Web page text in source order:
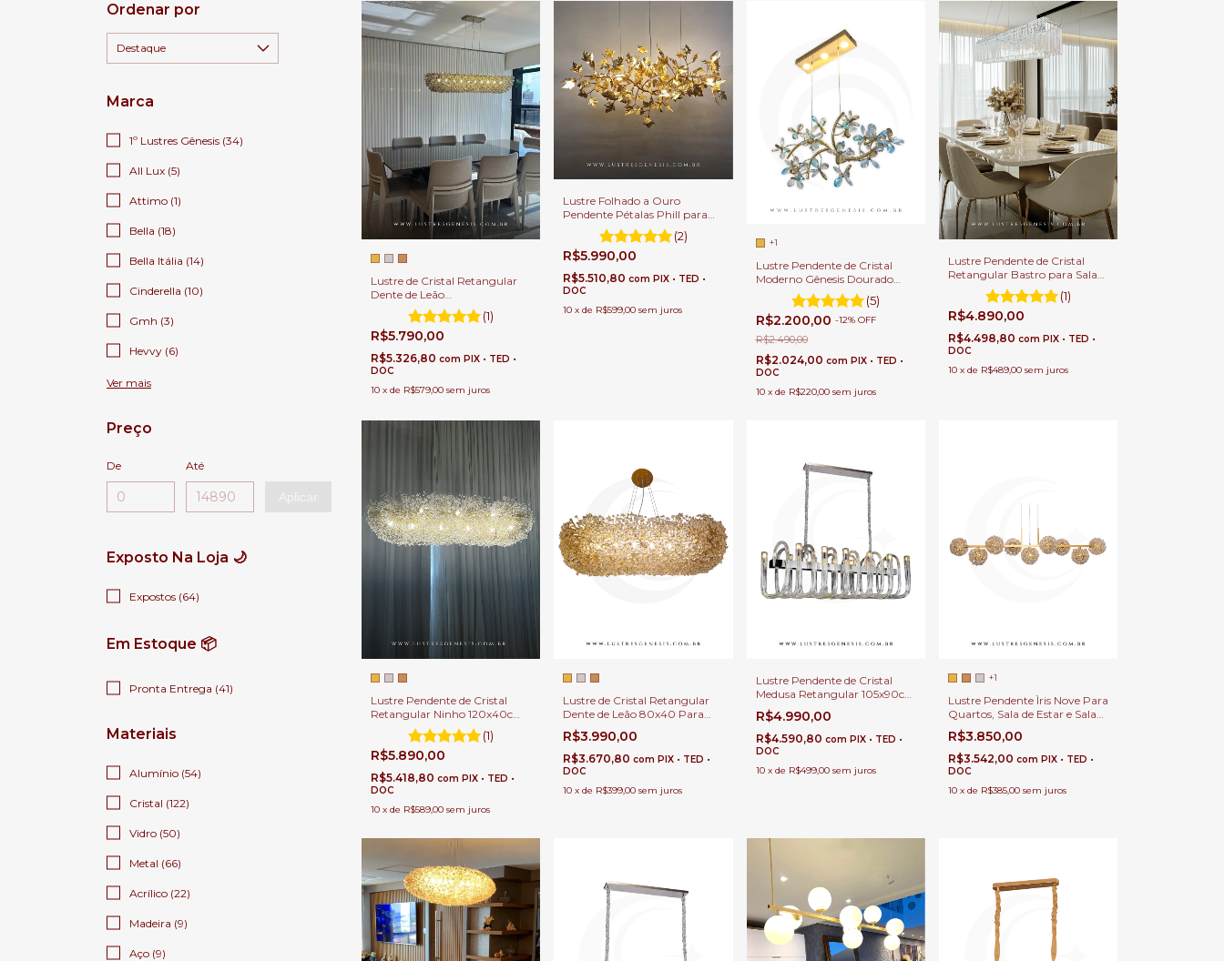
Ordenar por
Marca
1º Lustres Gênesis (34)
All Lux (5)
Attimo (1)
Bella (18)
Bella Itália (14)
Cinderella (10)
Gmh (3)
Hevvy (6)
Ver mais
Preço
De Até
Exposto Na Loja 🌙
Expostos (64)
Em Estoque 📦
Pronta Entrega (41)
Materiais
Alumínio (54)
Cristal (122)
Vidro (50)
Metal (66)
Acrílico (22)
Madeira (9)
Aço (9)
Lustre de Cristal Retangular
Dente de Leão
Ø120x40x20cm Para Sala de
Jantar e Estar.
(1)
R$5.790,00
R$5.326,80 com PIX • TED •
DOC
10 x de R$579,00 sem juros
Lustre Folhado a Ouro
Pendente Pétalas Phill para
Sala de Jantar, Quartos, Sala
de Estar e Escritórios (2)
R$5.990,00
R$5.510,80com PIX • TED •
DOC
10 xde R$599,00 sem juros
+1
Lustre Pendente de Cristal
Moderno Gênesis Dourado
Para Quartos, Sala de Jantar,
Sala de Estar e Apartamentos
(5)
R$2.200,00 -12% OFF
R$2.490,00
R$2.024,00 com PIX • TED •
DOC
10 x de R$220,00 sem juros
Lustre Pendente de Cristal
Retangular Bastro para Sala
de Jantar e Estar
(1)
R$4.890,00
R$4.498,80 com PIX • TED •
DOC
10 x de R$489,00 sem juros
Lustre Pendente de Cristal
Retangular Ninho 120x40cm
Para Salas de Jantar e Sala de
(1)
R$5.890,00
R$5.418,80 com PIX • TED •
DOC
10 x de R$589,00 sem juros
Lustre de Cristal Retangular
Dente de Leão 80x40 Para
Sala de Jantar e Estar.
R$3.990,00
R$3.670,80com PIX • TED •
DOC
10 xde R$399,00 sem juros
Lustre Pendente de Cristal
Medusa Retangular 105x90cm
12 Lâmpadas G9 Cabo 1,50m
Para Sala de Jantar e Estar
R$4.990,00
R$4.590,80 com PIX • TED •
DOC
10 x de R$499,00 sem juros
+1
Lustre Pendente Ìris Nove Para
Quartos, Sala de Estar e Sala
de Jantar
R$3.850,00
R$3.542,00 com PIX • TED •
DOC
10 x de R$385,00 sem juros